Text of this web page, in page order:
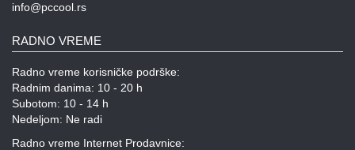
info@pccool.rs
RADNO VREME
Radno vreme korisničke podrške:
Radnim danima: 10 - 20 h
Subotom: 10 - 14 h
Nedeljom: Ne radi
Radno vreme Internet Prodavnice: